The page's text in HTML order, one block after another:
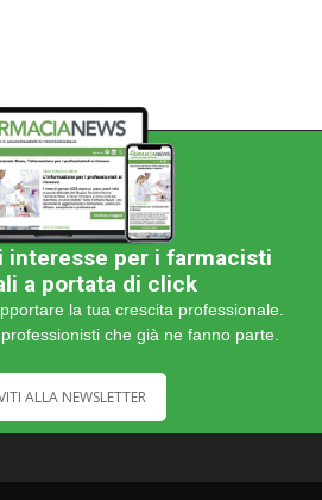
interesse per i farmacisti
a portata di click
la tua crescita professionale.
che già ne fanno parte.
ALLA NEWSLETTER